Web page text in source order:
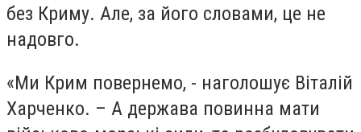
без Криму. Але, за його словами, це не
надовго.
«Ми Крим повернемо, - наголошує Віталій
Харченко. – А держава повинна мати